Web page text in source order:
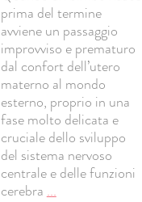
prima del termine
avviene un passaggio
improvviso e prematuro
dal confort dell’utero
materno al mondo
esterno, proprio in una
fase molto delicata e
cruciale dello sviluppo
del sistema nervoso
centrale e delle funzioni
cerebra ...